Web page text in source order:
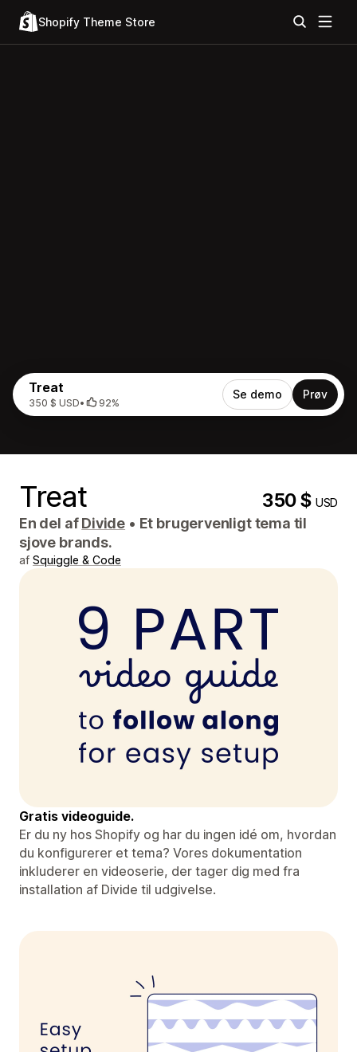
Shopify Theme Store
Treat
350 $ USD• 92%
Se demo Prøv
Treat 350 $USD
En del afDivide • Et brugervenligt tema til
sjove brands.
af Squiggle & Code
Gratis videoguide.
Er du ny hos Shopify og har du ingen idé om, hvordan
du konfigurerer et tema? Vores dokumentation
inkluderer en videoserie, der tager dig med fra
installation af Divide til udgivelse.